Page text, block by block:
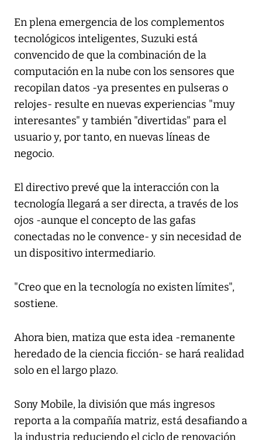
En plena emergencia de los complementos
tecnológicos inteligentes, Suzuki está
convencido de que la combinación de la
computación en la nube con los sensores que
recopilan datos -ya presentes en pulseras o
relojes- resulte en nuevas experiencias "muy
interesantes" y también "divertidas" para el
usuario y, por tanto, en nuevas líneas de
negocio.
El directivo prevé que la interacción con la
tecnología llegará a ser directa, a través de los
ojos -aunque el concepto de las gafas
conectadas no le convence- y sin necesidad de
un dispositivo intermediario.
"Creo que en la tecnología no existen límites",
sostiene.
Ahora bien, matiza que esta idea -remanente
heredado de la ciencia ficción- se hará realidad
solo en el largo plazo.
Sony Mobile, la división que más ingresos
reporta a la compañía matriz, está desafiando a
la industria reduciendo el ciclo de renovación